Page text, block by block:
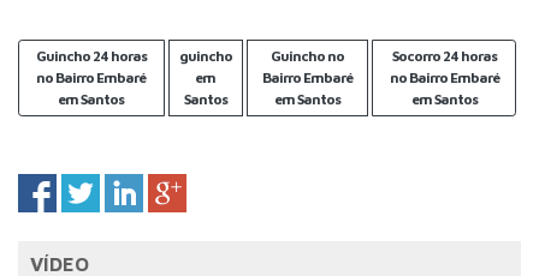
Guincho 24 horas
no Bairro Embaré
em Santos
guincho
em
Santos
Guincho no
Bairro Embaré
em Santos
Socorro 24 horas
no Bairro Embaré
em Santos
VÍDEO